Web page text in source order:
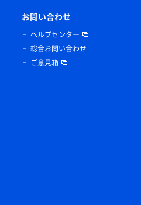
お問い合わせ
ヘルプセンター
総合お問い合わせ
ご意見箱